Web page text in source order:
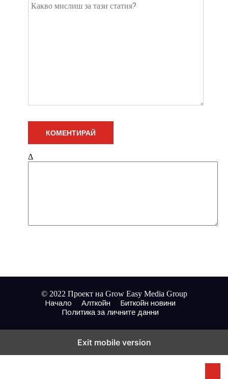
Δ
© 2022 Проект на Grow Easy Media Group
Начало
Алткойн
Биткойн новини
Политика за личните данни
Exit mobile version